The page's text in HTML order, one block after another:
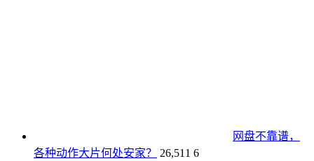
网盘不靠谱，
各种动作大片何处安家？
26,511 6